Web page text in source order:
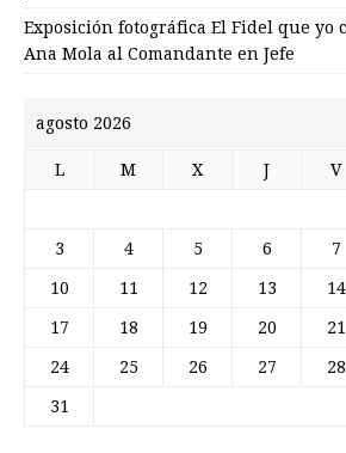
Exposición fotográfica El Fidel que yo
Ana Mola al Comandante en Jefe
agosto 2026
L M X J V
3 4 5 6 7
10 11 12 13 14
17 18 19 20 21
24 25 26 27 28
31